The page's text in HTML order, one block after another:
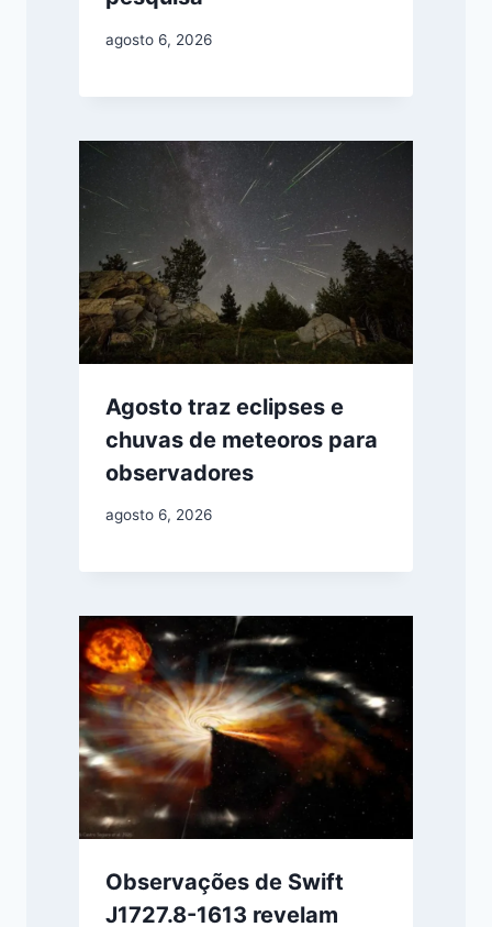
agosto 6, 2026
Agosto traz eclipses e
chuvas de meteoros para
observadores
agosto 6, 2026
Observações de Swift
J1727.8-1613 revelam